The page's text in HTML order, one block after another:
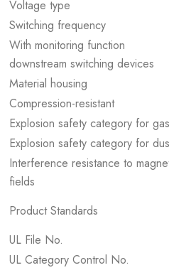
Voltage type
Switching frequency
With monitoring function
downstream switching devices
Material housing
Compression-resistant
Explosion safety category for gas
Explosion safety category for
Interference resistance to
fields
Product Standards
UL File No.
UL Category Control No.